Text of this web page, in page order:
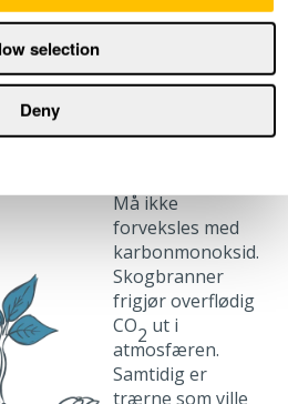
selection
Deny
Må ikke
forveksles med
karbonmonoksid.
Skogbranner
frigjør overflødig
CO2 ut i
atmosfæren.
Samtidig er
trærne som ville